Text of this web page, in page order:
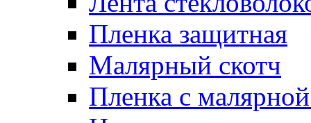
Пленка защитная
Малярный скотч
Пленка с